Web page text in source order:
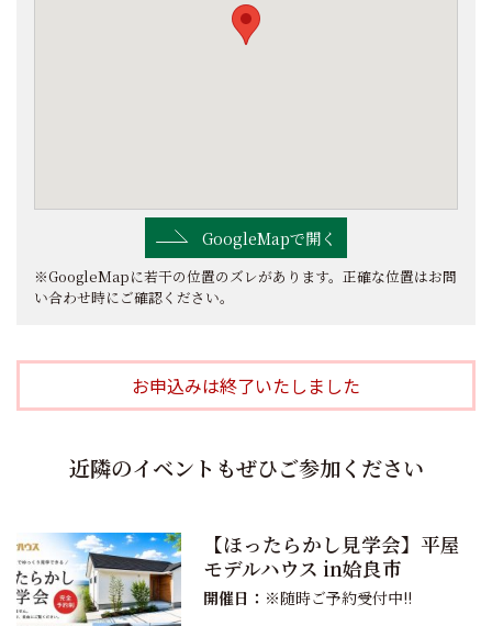
GoogleMapで開く
※GoogleMapに若干の位置のズレがあります。正確な位置はお問
い合わせ時にご確認ください。
お申込みは終了いたしました
近隣のイベントもぜひご参加ください
【ほったらかし見学会】平屋
モデルハウス in姶良市
開催日： ※随時ご予約受付中!!